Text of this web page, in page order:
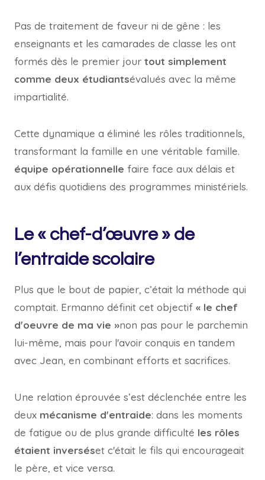
Pas de traitement de faveur ni de gêne : les
enseignants et les camarades de classe les ont
formés dès le premier jour tout simplement
comme deux étudiantsévalués avec la même
impartialité.
Cette dynamique a éliminé les rôles traditionnels,
transformant la famille en une véritable famille.
équipe opérationnelle faire face aux délais et
aux défis quotidiens des programmes ministériels.
Le « chef-d’œuvre » de
l’entraide scolaire
Plus que le bout de papier, c’était la méthode qui
comptait. Ermanno définit cet objectif « le chef
d'oeuvre de ma vie »non pas pour le parchemin
lui-même, mais pour l'avoir conquis en tandem
avec Jean, en combinant efforts et sacrifices.
Une relation éprouvée s’est déclenchée entre les
deux mécanisme d'entraide: dans les moments
de fatigue ou de plus grande difficulté les rôles
étaient inverséset c'était le fils qui encourageait
le père, et vice versa.